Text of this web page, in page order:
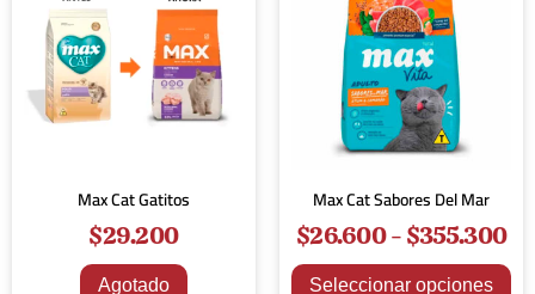
Max Cat Gatitos
$29.200
Agotado
Max Cat Sabores Del Mar
$26.600-$355.300
Seleccionar opciones